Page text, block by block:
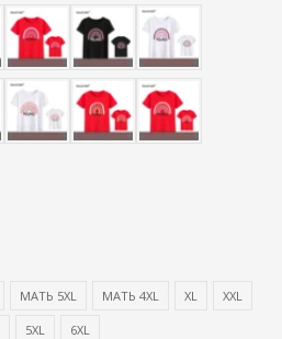
МАТЬ 5XL МАТЬ 4XL XL XXL
5XL 6XL